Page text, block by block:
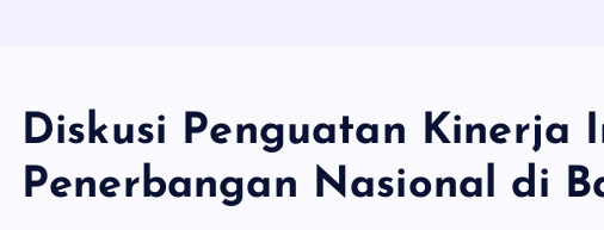
Diskusi Penguatan Kinerja
Penerbangan Nasional di